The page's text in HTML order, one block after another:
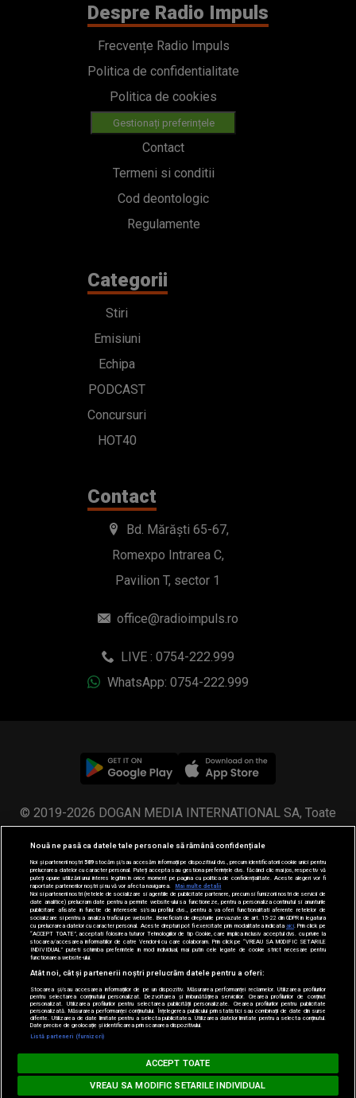
Despre Radio Impuls
Frecvențe Radio Impuls
Politica de confidentialitate
Politica de cookies
Gestionați preferințele
Contact
Termeni si conditii
Cod deontologic
Regulamente
Categorii
Stiri
Emisiuni
Echipa
PODCAST
Concursuri
HOT40
Contact
Bd. Mărăști 65-67,
Romexpo Intrarea C,
Pavilion T, sector 1
office@radioimpuls.ro
LIVE : 0754-222.999
WhatsApp: 0754-222.999
© 2019-2026 DOGAN MEDIA INTERNATIONAL SA, Toate
drepturile rezervate.
Loading...
MUSIC NON STOP
www.radioimpuls.ro
Nouă ne pasă ca datele tale personale să rămână confidențiale
Noi și partenerii noștri589stocăm și/sau accesăm informații pe dispozitivul dvs., precum identificatorii cookie unici pentru
prelucrarea datelor cu caracter personal. Puteți accepta sau gestiona preferințele dvs. făcând clic mai jos, respectiv vă
puteți opune utilizării unui interes legitim în orice moment pe pagina cu politica de confidențialitate. Aceste alegeri vor fi
raportate partenerilor noștri și nu vă vor afecta navigarea.
Mai multe detalii
Noi si partenerii nostri (retelele de socializare si agentiile de publicitate partenere, precum si furnizorii nostri de servicii de
date analitice) prelucram date pentru a permite website-ului sa functioneze, pentru a personaliza continutul si anunturile
publicitare afisate in functie de interesele si/sau profilul dvs., pentru a va oferi functionalitati aferente retelelor de
socializare si pentru a analiza traficul pe website. Beneficiati de drepturile prevazute de art. 15-22 din GDPR in legatura
cu prelucrarea datelor cu caracter personal. Aceste drepturi pot fi exercitate prin modalitatea indicataaici . Prin click pe
“ACCEPT TOATE”, acceptati folosirea tuturor Tehnologiilor de tip Cookie, care implica inclusiv acceptul dvs. cu privire la
stocarea/accesarea informatiilor de catre Vendor-ii cu care colaboram. Prin click pe “VREAU SA MODIFIC SETARILE
INDIVIDUAL” puteti schimba preferintele in mod individual, mai putin cele legate de cookie strict necesare pentru
functionarea website-ului.
Atât noi, cât și partenerii noștri prelucrăm datele pentru a oferi:
Stocarea și/sau accesarea informațiilor de pe un dispozitiv. Măsurarea performanței reclamelor. Utilizarea profilurilor
pentru selectarea conținutului personalizat. Dezvoltarea și îmbunătățirea serviciilor. Crearea profilurilor de conținut
personalizat. Utilizarea profilurilor pentru selectarea publicității personalizate. Crearea profilurilor pentru publicitate
personalizată. Măsurarea performanței conținutului. Înțelegerea publicului prin statistici sau combinații de date din surse
diferite. Utilizarea de date limitate pentru a selecta publicitatea. Utilizarea datelor limitate pentru a selecta conținutul.
Date precise de geolocație și identificarea prin scanarea dispozitivului.
Listă parteneri (furnizori)
ACCEPT TOATE
VREAU SA MODIFIC SETARILE INDIVIDUAL